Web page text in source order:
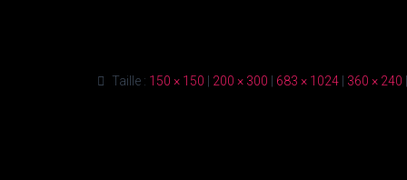
Taille : 150 × 150 200 × 300 683 × 1024 360 × 240